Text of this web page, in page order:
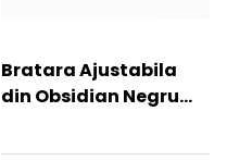
Bratara Ajustabila
din Obsidian Negru
Margele de Cristal si